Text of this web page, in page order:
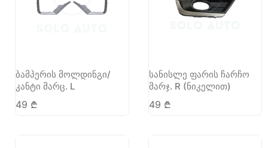
ბამპერის მოლდინგი/
კანტი მარც. L
49 ₾
სანისლე ფარის ჩარჩო
მარჯ. R (ნიკელით)
49 ₾